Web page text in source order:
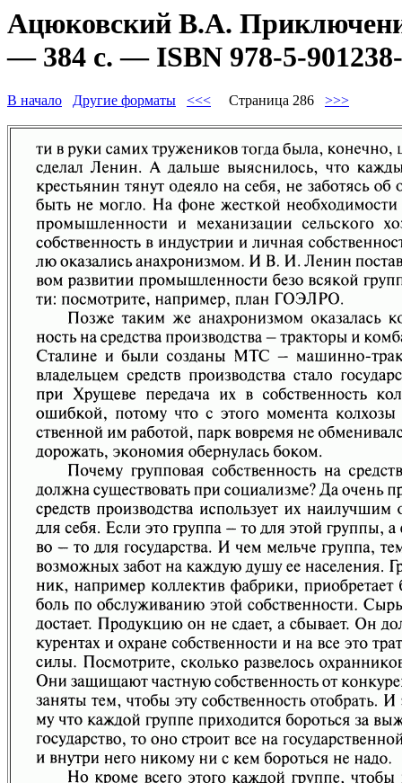
Ацюковский В.А.
— 384 с. — ISBN 978-5-
В начало Другие форматы <<< Страница 286 >>>